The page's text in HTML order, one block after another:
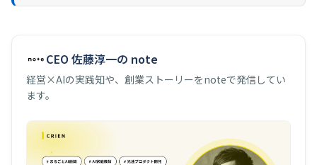
CEO 佐藤淳一の note
経営×AIの実践知や、創業ストーリーをnoteで発信してい
ます。